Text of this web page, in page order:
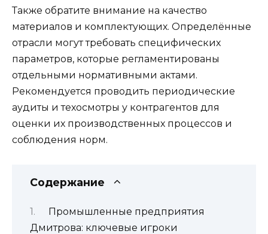
Также обратите внимание на качество
материалов и комплектующих. Определённые
отрасли могут требовать специфических
параметров, которые регламентированы
отдельными нормативными актами.
Рекомендуется проводить периодические
аудиты и техосмотры у контрагентов для
оценки их производственных процессов и
соблюдения норм.
Содержание
Промышленные предприятия
Дмитрова: ключевые игроки